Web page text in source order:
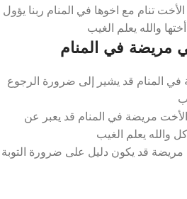
تنام مع اخوها في المنام ربنا يؤول
والله يعلم الغيب
مريضة في المنام
المنام قد يشير إلى ضرورة الرجوع
مريضة في المنام قد يعبر عن
والله يعلم الغيب
مريضة قد يكون دليل على ضرورة التوبة